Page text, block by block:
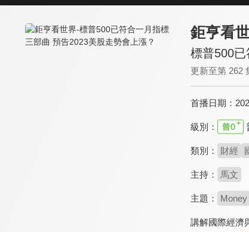
鉅亨看
標普500
更新至第 262
首播日期：
級別：
類別： 財經
主持： 馬文
主題： Money
講解國際經濟